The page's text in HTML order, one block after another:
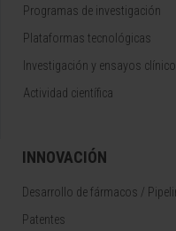
Programas de investigación
Plataformas tecnológicas
Investigación y ensayos
Actividad científica
INNOVACIÓN
Desarrollo de fármacos /
Patentes